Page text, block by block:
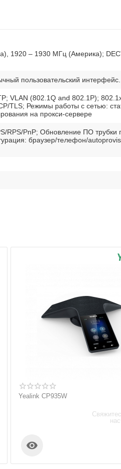
1920 – 1930 МГц (Америка);
пользовательский интерфейс.
VLAN (802.1Q and 802.1P);
TLS; Режимы работы с сетью:
на прокси-сервере
RPS/PnP; Обновление ПО трубки
браузер/телефон/
Yealink CP935W
